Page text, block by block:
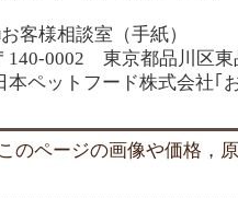
客様相談室（手紙）
140-0002 東京都品川区
本ペットフード株式会社｢
このページの画像や価格，